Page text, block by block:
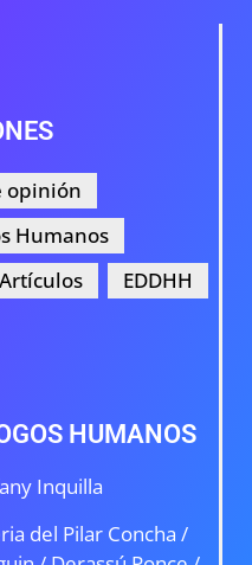
opinión
Humanos
Artículos EDDHH
HUMANOS
Inquilla
del Pilar Concha /